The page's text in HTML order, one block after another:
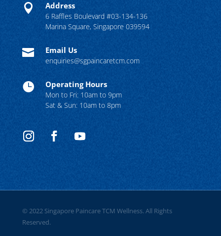
 Address
6 Raffles Boulevard #03-134-136
Marina Square, Singapore 039594
 Email Us
enquiries@sgpaincaretcm.com
 Operating Hours
Mon to Fri: 10am to 9pm
Sat & Sun: 10am to 8pm
© 2022 Singapore Paincare TCM Wellness. All Rights
Reserved.